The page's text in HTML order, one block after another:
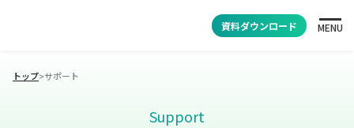
資料ダウンロード MENU
トップ>サポート
Support